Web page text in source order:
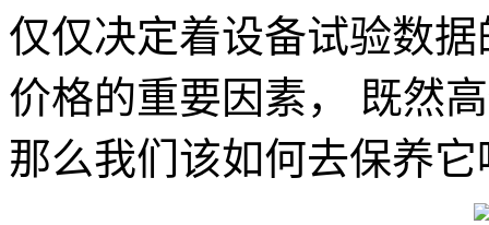
仅仅决定着设备试验数
价格的重要因素， 既然
那么我们该如何去保养它